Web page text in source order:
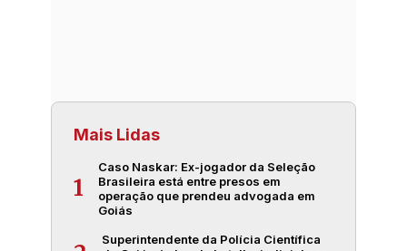
Mais Lidas
1
Caso Naskar: Ex-jogador da Seleção
Brasileira está entre presos em
operação que prendeu advogada em
Goiás
Superintendente da Polícia Científica